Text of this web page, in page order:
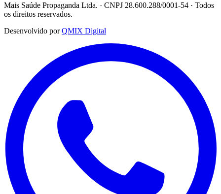
Mais Saúde Propaganda Ltda. · CNPJ 28.600.288/0001-54 · Todos
os direitos reservados.
Desenvolvido por QMIX Digital